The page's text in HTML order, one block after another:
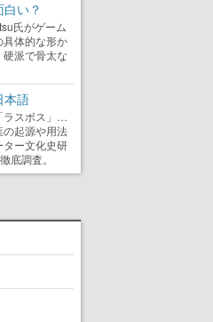
い？
氏がゲーム
体的な形か
派で骨太な
本語
ラスボス」…
起源や用法
ー文化史研
底調査。